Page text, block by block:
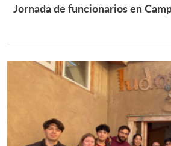
Jornada de funcionarios en